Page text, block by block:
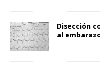
Disección
al